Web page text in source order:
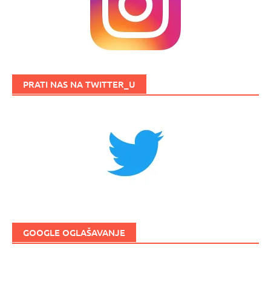
PRATI NAS NA TWITTER_U
GOOGLE OGLAŠAVANJE